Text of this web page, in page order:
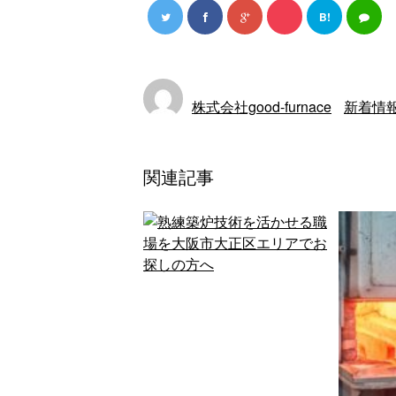
B!
株式会社good-furnace 新着情
関連記事